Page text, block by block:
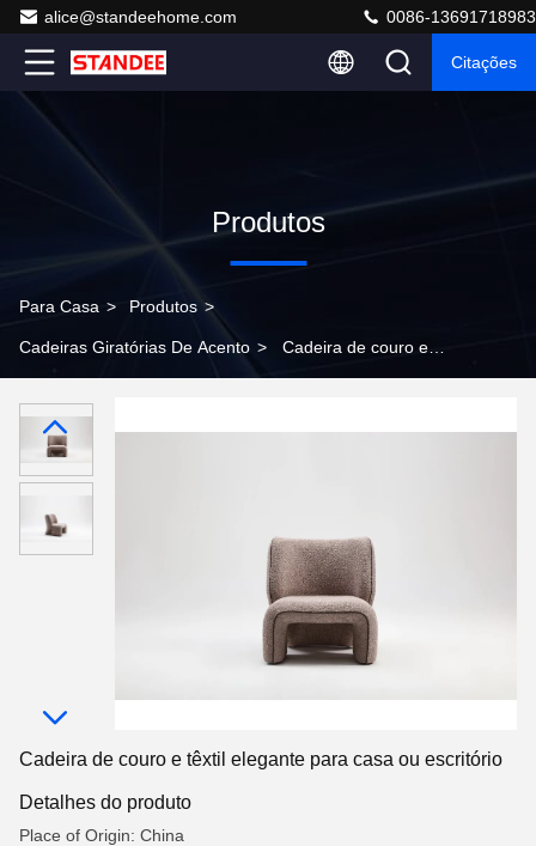
alice@standeehome.com 0086-13691718983
Citações
Produtos
Para Casa > Produtos >
Cadeiras Giratórias De Acento > Cadeira de couro e
Cadeira de couro e têxtil elegante para casa ou escritório
Detalhes do produto
Place of Origin: China